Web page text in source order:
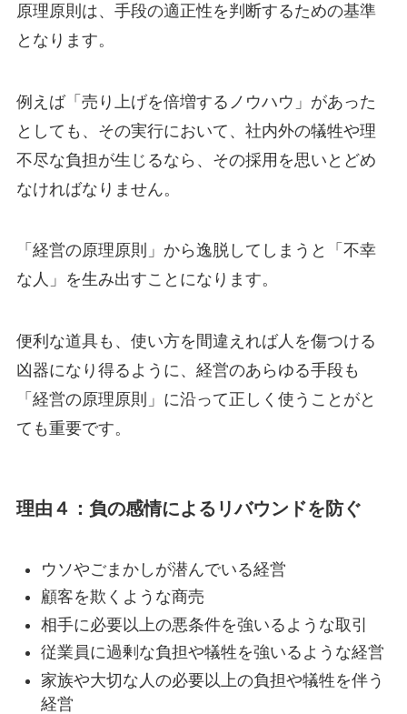
原理原則は、手段の適正性を判断するための基準
となります。
例えば「売り上げを倍増するノウハウ」があった
としても、その実行において、社内外の犠牲や理
不尽な負担が生じるなら、その採用を思いとどめ
なければなりません。
「経営の原理原則」から逸脱してしまうと「不幸
な人」を生み出すことになります。
便利な道具も、使い方を間違えれば人を傷つける
凶器になり得るように、経営のあらゆる手段も
「経営の原理原則」に沿って正しく使うことがと
ても重要です。
理由４：負の感情によるリバウンドを防ぐ
ウソやごまかしが潜んでいる経営
顧客を欺くような商売
相手に必要以上の悪条件を強いるような取引
従業員に過剰な負担や犠牲を強いるような経営
家族や大切な人の必要以上の負担や犠牲を伴う
経営